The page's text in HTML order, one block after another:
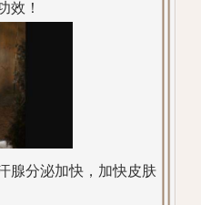
效！
分泌加快，加快皮肤